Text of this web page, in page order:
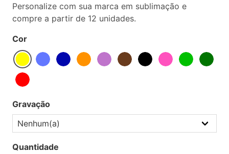
Personalize com sua marca em sublimação e
compre a partir de 12 unidades.
Cor
Gravação
Quantidade